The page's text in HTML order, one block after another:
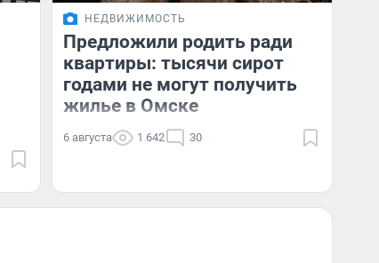
НЕДВИЖИМОСТЬ
Предложили родить ради
квартиры: тысячи сирот
годами не могут получить
жилье в Омске
6 августа 1 642 30